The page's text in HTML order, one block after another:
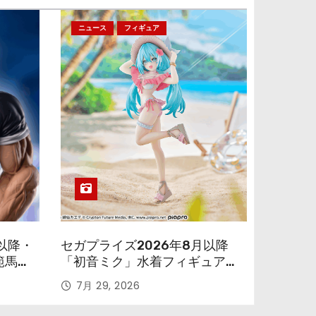
・
勇
ニュース フィギュア
セガプライズ2026年8月以降
「初音ミク」水着フィギュアが
色味を変えて再登場！
7月 29, 2026